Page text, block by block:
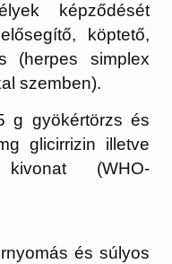
képződését
köptető,
(herpes simplex
szemben).
g gyökértörzs és
glicirrizin illetve
(WHO-
és súlyos